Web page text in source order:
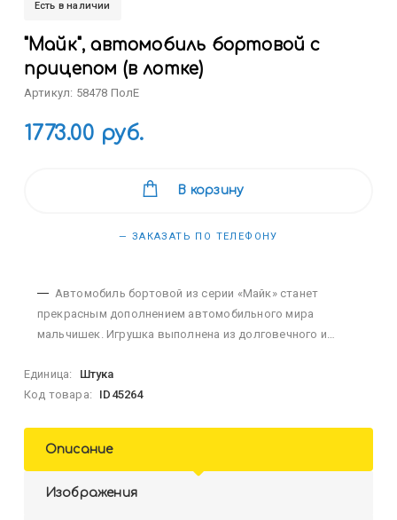
Есть в наличии
"Майк", автомобиль бортовой с
прицепом (в лотке)
Артикул: 58478 ПолЕ
1773.00 руб.
В корзину
— ЗАКАЗАТЬ ПО ТЕЛЕФОНУ
Автомобиль бортовой из серии «Майк» станет
прекрасным дополнением автомобильного мира
мальчишек. Игрушка выполнена из долговечного и
реалистичности в играх дома и на свежем воздухе. В
комплект к автомоби...
Единица:
Штука
Код товара:
ID45264
Описание
Изображения